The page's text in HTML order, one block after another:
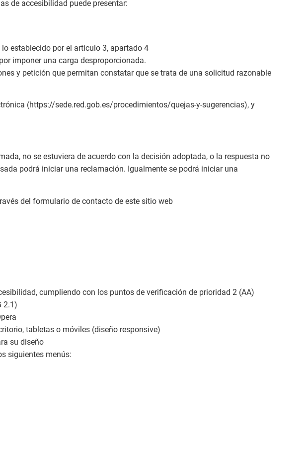
de accesibilidad puede presentar:
establecido por el artículo 3, apartado 4
imponer una carga desproporcionada.
y petición que permitan constatar que se trata de una solicitud razonable
(https://sede.red.gob.es/procedimientos/quejas-y-sugerencias), y
no se estuviera de acuerdo con la decisión adoptada, o la respuesta no
podrá iniciar una reclamación. Igualmente se podrá iniciar una
del formulario de contacto de este sitio web
cumpliendo con los puntos de verificación de prioridad 2 (AA)
2.1)
tabletas o móviles (diseño responsive)
su diseño
siguientes menús: